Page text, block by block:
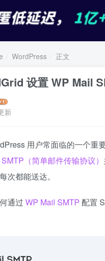
WordPress 正文
设置 WP Mail
新
用户常面临的一个重
SMTP（简单邮件传输协议）
次都能送达。
通过 WP Mail SMTP 配置